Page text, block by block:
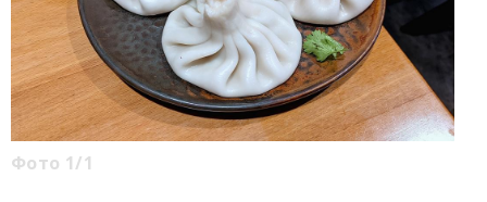
Фото 1/1